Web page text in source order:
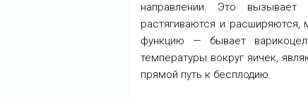
направлении. Это
растягиваются и
функцию — бывает
температуры вокруг яичек,
прямой путь к бесплодию.